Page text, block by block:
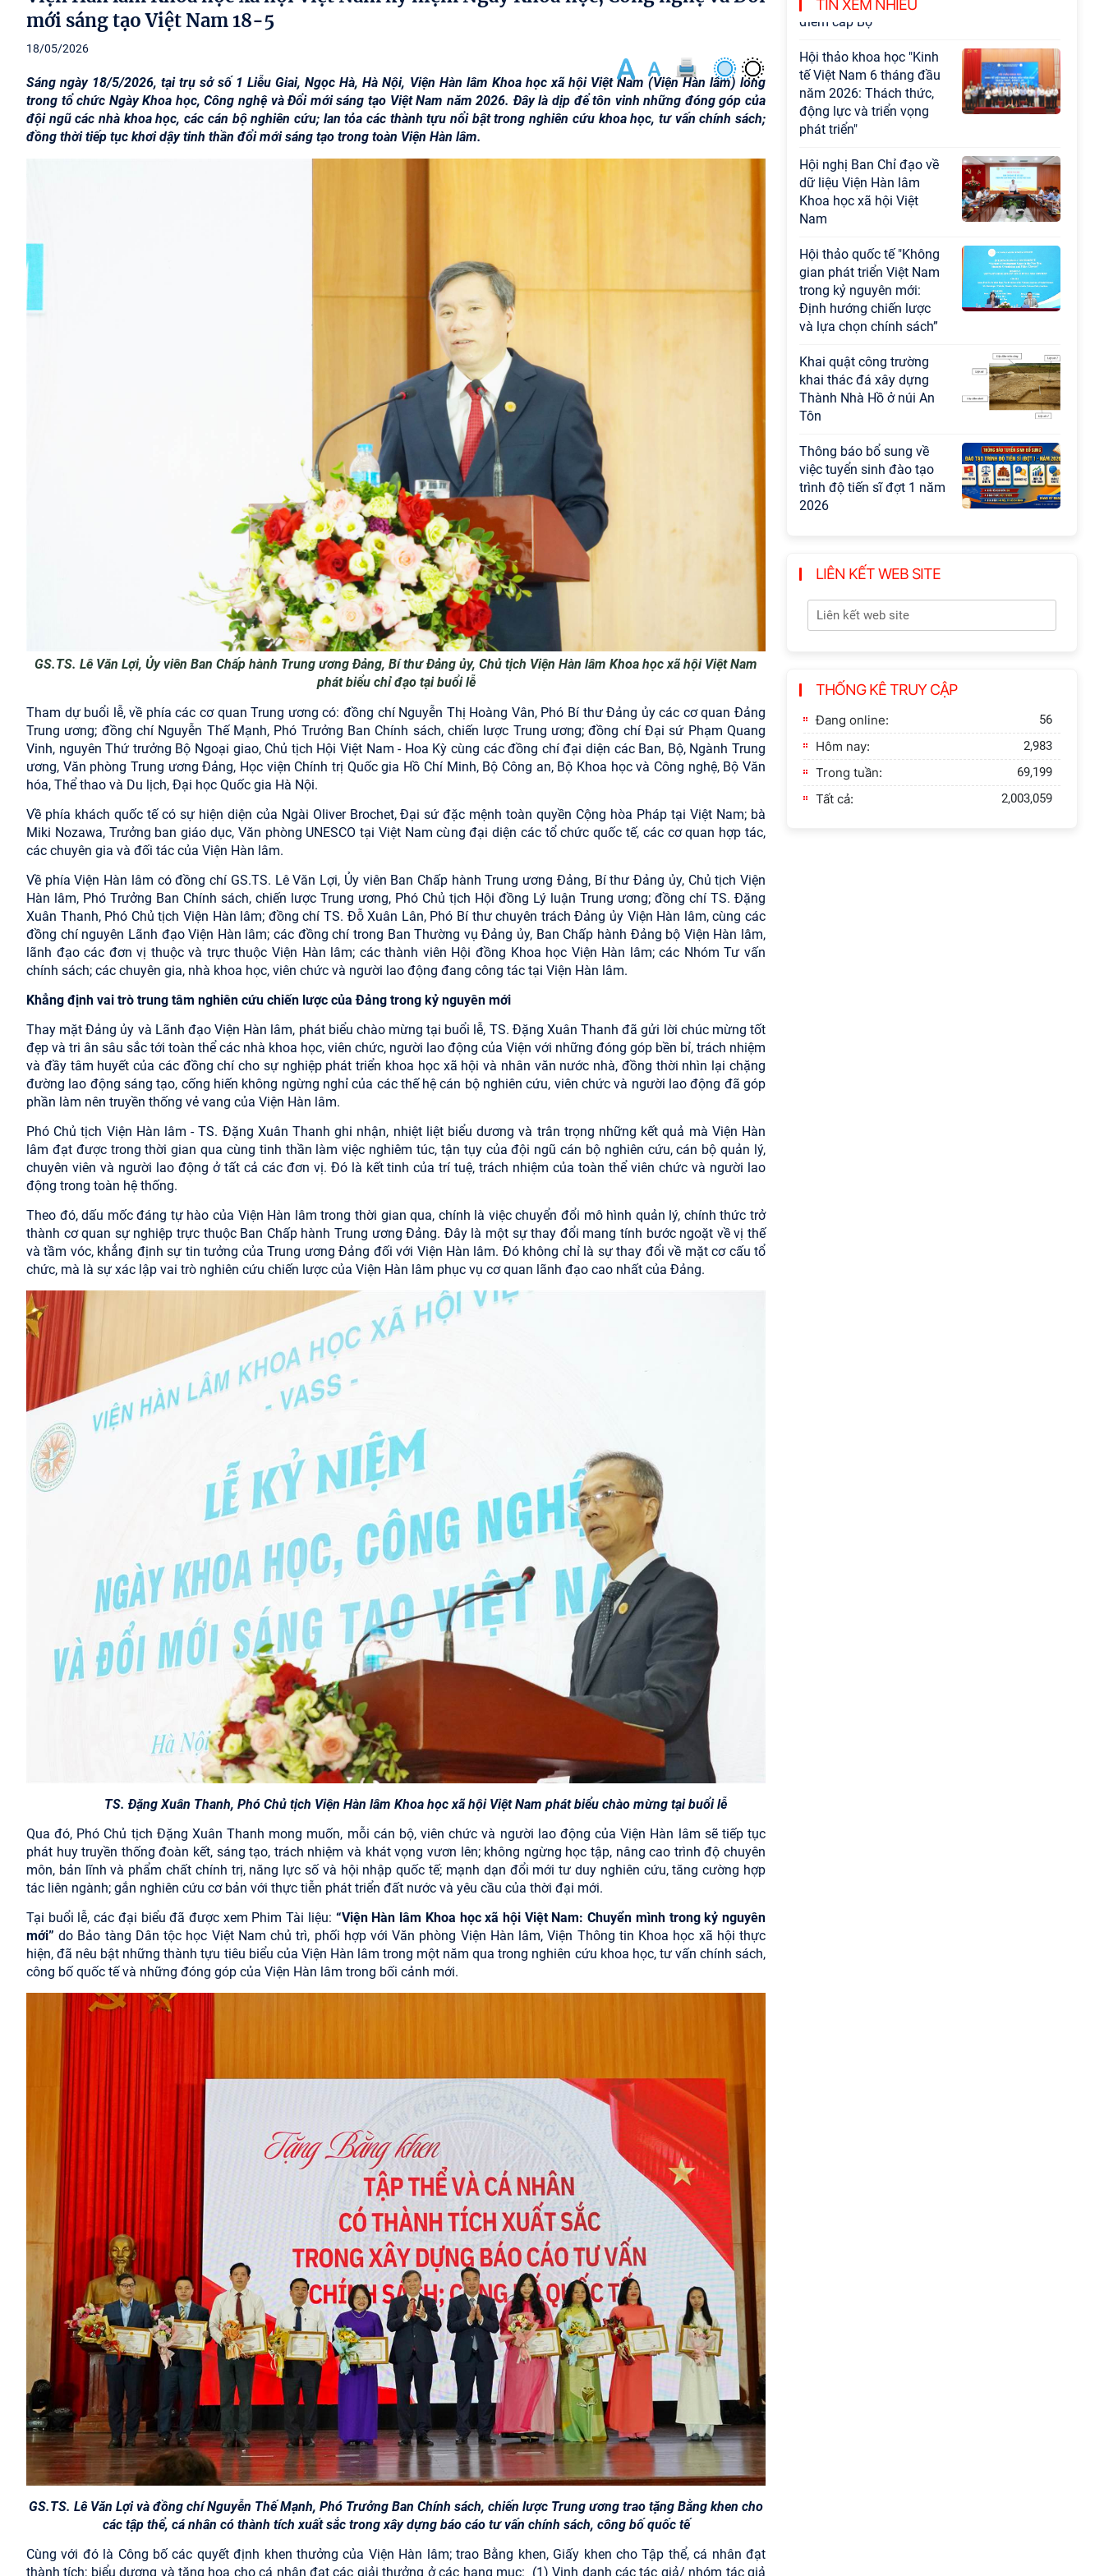
mới sáng tạo Việt Nam 18-5
18/05/2026
Sáng ngày 18/5/2026, tại trụ sở số 1 Liễu Giai, Ngọc Hà, Hà Nội, Viện Hàn lâm Khoa học xã hội Việt Nam (Viện Hàn lâm) long
trong tổ chức Ngày Khoa học, Công nghệ và Đổi mới sáng tạo Việt Nam năm 2026. Đây là dịp để tôn vinh những đóng góp của
đội ngũ các nhà khoa học, các cán bộ nghiên cứu; lan tỏa các thành tựu nổi bật trong nghiên cứu khoa học, tư vấn chính sách;
đồng thời tiếp tục khơi dậy tinh thần đổi mới sáng tạo trong toàn Viện Hàn lâm.
GS.TS. Lê Văn Lợi, Ủy viên Ban Chấp hành Trung ương Đảng, Bí thư Đảng ủy, Chủ tịch Viện Hàn lâm Khoa học xã hội Việt Nam
phát biểu chỉ đạo tại buổi lễ
Tham dự buổi lễ, về phía các cơ quan Trung ương có: đồng chí Nguyễn Thị Hoàng Vân, Phó Bí thư Đảng ủy các cơ quan Đảng
Trung ương; đồng chí Nguyễn Thế Mạnh, Phó Trưởng Ban Chính sách, chiến lược Trung ương; đồng chí Đại sứ Phạm Quang
Vinh, nguyên Thứ trưởng Bộ Ngoại giao, Chủ tịch Hội Việt Nam - Hoa Kỳ cùng các đồng chí đại diện các Ban, Bộ, Ngành Trung
ương, Văn phòng Trung ương Đảng, Học viện Chính trị Quốc gia Hồ Chí Minh, Bộ Công an, Bộ Khoa học và Công nghệ, Bộ Văn
hóa, Thể thao và Du lịch, Đại học Quốc gia Hà Nội.
Về phía khách quốc tế có sự hiện diện của Ngài Oliver Brochet, Đại sứ đặc mệnh toàn quyền Cộng hòa Pháp tại Việt Nam; bà
Miki Nozawa, Trưởng ban giáo dục, Văn phòng UNESCO tại Việt Nam cùng đại diện các tổ chức quốc tế, các cơ quan hợp tác,
các chuyên gia và đối tác của Viện Hàn lâm.
Về phía Viện Hàn lâm có đồng chí GS.TS. Lê Văn Lợi, Ủy viên Ban Chấp hành Trung ương Đảng, Bí thư Đảng ủy, Chủ tịch Viện
Hàn lâm, Phó Trưởng Ban Chính sách, chiến lược Trung ương, Phó Chủ tịch Hội đồng Lý luận Trung ương; đồng chí TS. Đặng
Xuân Thanh, Phó Chủ tịch Viện Hàn lâm; đồng chí TS. Đỗ Xuân Lân, Phó Bí thư chuyên trách Đảng ủy Viện Hàn lâm, cùng các
đồng chí nguyên Lãnh đạo Viện Hàn lâm; các đồng chí trong Ban Thường vụ Đảng ủy, Ban Chấp hành Đảng bộ Viện Hàn lâm,
lãnh đạo các đơn vị thuộc và trực thuộc Viện Hàn lâm; các thành viên Hội đồng Khoa học Viện Hàn lâm; các Nhóm Tư vấn
chính sách; các chuyên gia, nhà khoa học, viên chức và người lao động đang công tác tại Viện Hàn lâm.
Khẳng định vai trò trung tâm nghiên cứu chiến lược của Đảng trong kỷ nguyên mới
Thay mặt Đảng ủy và Lãnh đạo Viện Hàn lâm, phát biểu chào mừng tại buổi lễ, TS. Đặng Xuân Thanh đã gửi lời chúc mừng tốt
đẹp và tri ân sâu sắc tới toàn thể các nhà khoa học, viên chức, người lao động của Viện với những đóng góp bền bỉ, trách nhiệm
và đầy tâm huyết của các đồng chí cho sự nghiệp phát triển khoa học xã hội và nhân văn nước nhà, đồng thời nhìn lại chặng
đường lao động sáng tạo, cống hiến không ngừng nghỉ của các thế hệ cán bộ nghiên cứu, viên chức và người lao động đã góp
phần làm nên truyền thống vẻ vang của Viện Hàn lâm.
Phó Chủ tịch Viện Hàn lâm - TS. Đặng Xuân Thanh ghi nhận, nhiệt liệt biểu dương và trân trọng những kết quả mà Viện Hàn
lâm đạt được trong thời gian qua cùng tinh thần làm việc nghiêm túc, tận tụy của đội ngũ cán bộ nghiên cứu, cán bộ quản lý,
chuyên viên và người lao động ở tất cả các đơn vị. Đó là kết tinh của trí tuệ, trách nhiệm của toàn thể viên chức và người lao
động trong toàn hệ thống.
Theo đó, dấu mốc đáng tự hào của Viện Hàn lâm trong thời gian qua, chính là việc chuyển đổi mô hình quản lý, chính thức trở
thành cơ quan sự nghiệp trực thuộc Ban Chấp hành Trung ương Đảng. Đây là một sự thay đổi mang tính bước ngoặt về vị thế
và tầm vóc, khẳng định sự tin tưởng của Trung ương Đảng đối với Viện Hàn lâm. Đó không chỉ là sự thay đổi về mặt cơ cấu tổ
chức, mà là sự xác lập vai trò nghiên cứu chiến lược của Viện Hàn lâm phục vụ cơ quan lãnh đạo cao nhất của Đảng.
TS. Đặng Xuân Thanh, Phó Chủ tịch Viện Hàn lâm Khoa học xã hội Việt Nam phát biểu chào mừng tại buổi lễ
Qua đó, Phó Chủ tịch Đặng Xuân Thanh mong muốn, mỗi cán bộ, viên chức và người lao động của Viện Hàn lâm sẽ tiếp tục
phát huy truyền thống đoàn kết, sáng tạo, trách nhiệm và khát vọng vươn lên; không ngừng học tập, nâng cao trình độ chuyên
môn, bản lĩnh và phẩm chất chính trị, năng lực số và hội nhập quốc tế; mạnh dạn đổi mới tư duy nghiên cứu, tăng cường hợp
tác liên ngành; gắn nghiên cứu cơ bản với thực tiễn phát triển đất nước và yêu cầu của thời đại mới.
Tại buổi lễ, các đại biểu đã được xem Phim Tài liệu: “Viện Hàn lâm Khoa học xã hội Việt Nam: Chuyển mình trong kỷ nguyên
mới” do Bảo tàng Dân tộc học Việt Nam chủ trì, phối hợp với Văn phòng Viện Hàn lâm, Viện Thông tin Khoa học xã hội thực
hiện, đã nêu bật những thành tựu tiêu biểu của Viện Hàn lâm trong một năm qua trong nghiên cứu khoa học, tư vấn chính sách,
công bố quốc tế và những đóng góp của Viện Hàn lâm trong bối cảnh mới.
GS.TS. Lê Văn Lợi và đồng chí Nguyễn Thế Mạnh, Phó Trưởng Ban Chính sách, chiến lược Trung ương trao tặng Bằng khen cho
các tập thể, cá nhân có thành tích xuất sắc trong xây dựng báo cáo tư vấn chính sách, công bố quốc tế
Cùng với đó là Công bố các quyết định khen thưởng của Viện Hàn lâm; trao Bằng khen, Giấy khen cho Tập thể, cá nhân đạt
thành tích; biểu dương và tặng hoa cho cá nhân đạt các giải thưởng ở các hạng mục: (1) Vinh danh các tác giả/ nhóm tác giả
TIN XEM NHIỀU
Chương trình khoa học và công nghệ trọng
điểm cấp Bộ
Hội thảo khoa học "Kinh
tế Việt Nam 6 tháng đầu
năm 2026: Thách thức,
động lực và triển vọng
phát triển"
Hội nghị Ban Chỉ đạo về
dữ liệu Viện Hàn lâm
Khoa học xã hội Việt
Nam
Hội thảo quốc tế "Không
gian phát triển Việt Nam
trong kỷ nguyên mới:
Định hướng chiến lược
và lựa chọn chính sách”
Khai quật công trường
khai thác đá xây dựng
Thành Nhà Hồ ở núi An
Tôn
Thông báo bổ sung về
việc tuyển sinh đào tạo
trình độ tiến sĩ đợt 1 năm
2026
LIÊN KẾT WEB SITE
THỐNG KÊ TRUY CẬP
Đang online: 56
Hôm nay: 2,983
Trong tuần: 69,199
Tất cả: 2,003,059